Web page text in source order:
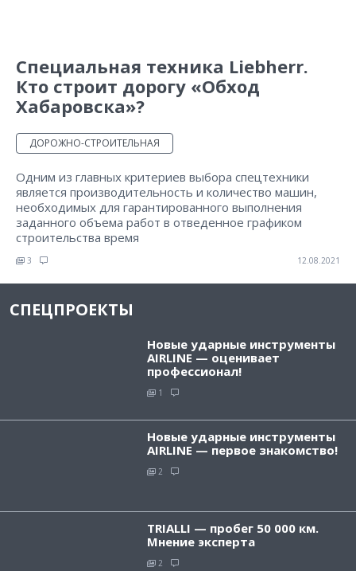
Специальная техника Liebherr.
Кто строит дорогу «Обход
Хабаровска»?
ДОРОЖНО-СТРОИТЕЛЬНАЯ
Одним из главных критериев выбора спецтехники
является производительность и количество машин,
необходимых для гарантированного выполнения
заданного объема работ в отведенное графиком
строительства время
3 12.08.2021
СПЕЦПРОЕКТЫ
Новые ударные инструменты
AIRLINE — оценивает
профессионал!
1
Новые ударные инструменты
AIRLINE — первое знакомство!
2
TRIALLI — пробег 50 000 км.
Мнение эксперта
2